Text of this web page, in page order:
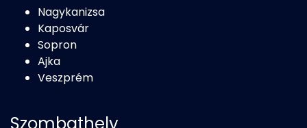
Nagykanizsa
Kaposvár
Sopron
Ajka
Veszprém